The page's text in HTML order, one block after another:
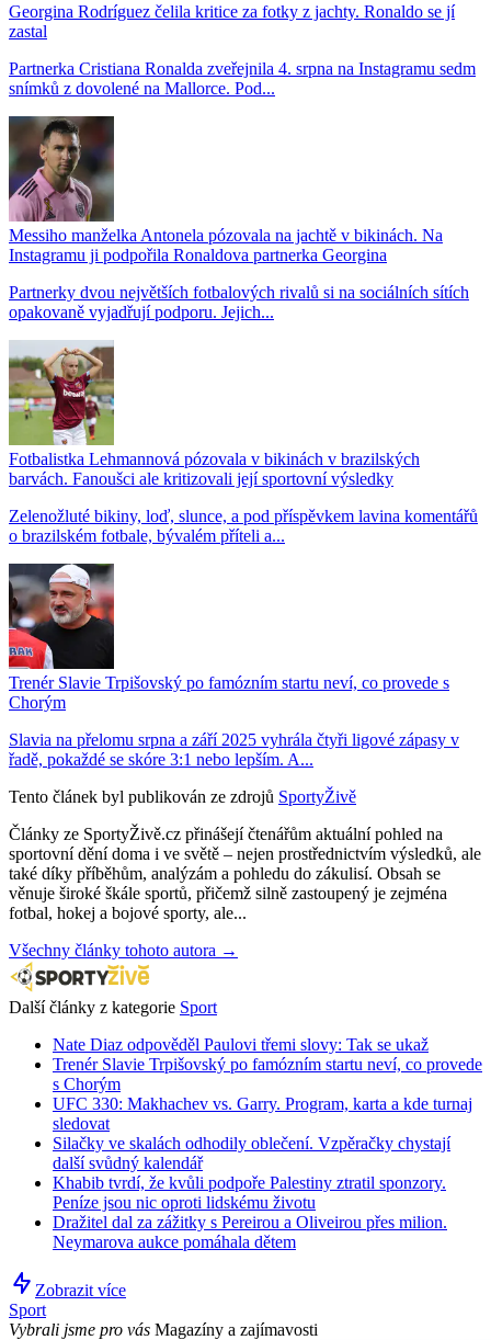
Georgina Rodríguez čelila kritice za fotky z jachty. Ronaldo se jí
zastal
Partnerka Cristiana Ronalda zveřejnila 4. srpna na Instagramu sedm
snímků z dovolené na Mallorce. Pod...
Messiho manželka Antonela pózovala na jachtě v bikinách. Na
Instagramu ji podpořila Ronaldova partnerka Georgina
Partnerky dvou největších fotbalových rivalů si na sociálních sítích
opakovaně vyjadřují podporu. Jejich...
Fotbalistka Lehmannová pózovala v bikinách v brazilských
barvách. Fanoušci ale kritizovali její sportovní výsledky
Zelenožluté bikiny, loď, slunce, a pod příspěvkem lavina komentářů
o brazilském fotbale, bývalém příteli a...
Trenér Slavie Trpišovský po famózním startu neví, co provede s
Chorým
Slavia na přelomu srpna a září 2025 vyhrála čtyři ligové zápasy v
řadě, pokaždé se skóre 3:1 nebo lepším. A...
Tento článek byl publikován ze zdrojů SportyŽivě
Články ze SportyŽivě.cz přinášejí čtenářům aktuální pohled na
sportovní dění doma i ve světě – nejen prostřednictvím výsledků, ale
také díky příběhům, analýzám a pohledu do zákulisí. Obsah se
věnuje široké škále sportů, přičemž silně zastoupený je zejména
fotbal, hokej a bojové sporty, ale...
Všechny články tohoto autora →
Další články z kategorie Sport
Nate Diaz odpověděl Paulovi třemi slovy: Tak se ukaž
Trenér Slavie Trpišovský po famózním startu neví, co provede
s Chorým
UFC 330: Makhachev vs. Garry. Program, karta a kde turnaj
sledovat
Silačky ve skalách odhodily oblečení. Vzpěračky chystají
další svůdný kalendář
Khabib tvrdí, že kvůli podpoře Palestiny ztratil sponzory.
Peníze jsou nic oproti lidskému životu
Dražitel dal za zážitky s Pereirou a Oliveirou přes milion.
Neymarova aukce pomáhala dětem
Zobrazit více
Sport
Vybrali jsme pro vás Magazíny a zajímavosti